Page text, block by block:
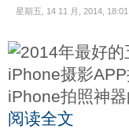
星期五, 14 11 月, 2014, 18:01
iPhone拍照神
阅读全文